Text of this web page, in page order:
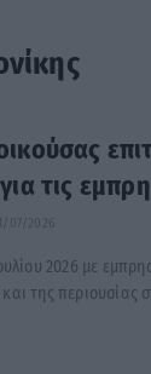
τις
07/2026
2026 με
της περιουσίας